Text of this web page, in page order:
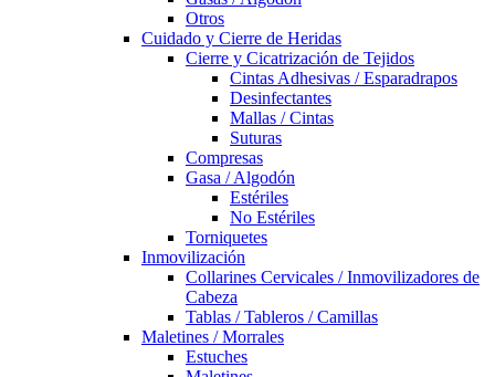
Otros
Cuidado y Cierre de Heridas
Cierre y Cicatrización de Tejidos
Cintas Adhesivas / Esparadrapos
Desinfectantes
Mallas / Cintas
Suturas
Compresas
Gasa / Algodón
Estériles
No Estériles
Torniquetes
Inmovilización
Collarines Cervicales / Inmovilizadores de
Cabeza
Tablas / Tableros / Camillas
Maletines / Morrales
Estuches